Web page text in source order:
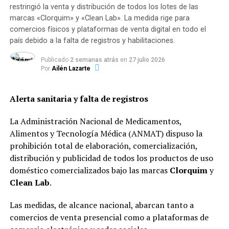
trabajo, dio positivo de
COVID-19.
— Nicolás Trotta
(@trottanico) February 4,
TEMAS RELACIONADOS:
SIGUENTE
Johnson & Johnson pidió autorización en Estados Unidos
para su vacuna contra el coronavirus
Coronavirus: cómo actuar ante síntomas compatibles
con la enfermedad y en qué casos aislarse
restringió la venta y distribución de todos los lotes de las
marcas «Clorquim» y «Clean Lab». La medida rige para
comercios físicos y plataformas de venta digital en todo el
país debido a la falta de registros y habilitaciones.
Publicado 2 semanas atrás en 27 julio 2026
Por Ailén Lazarte
Alerta sanitaria y falta de registros
La Administración Nacional de Medicamentos,
Alimentos y Tecnología Médica (ANMAT) dispuso la
prohibición total de elaboración, comercialización,
distribución y publicidad de todos los productos de uso
doméstico comercializados bajo las marcas Clorquimy
Clean Lab.
Las medidas, de alcance nacional, abarcan tanto a
comercios de venta presencial como a plataformas de